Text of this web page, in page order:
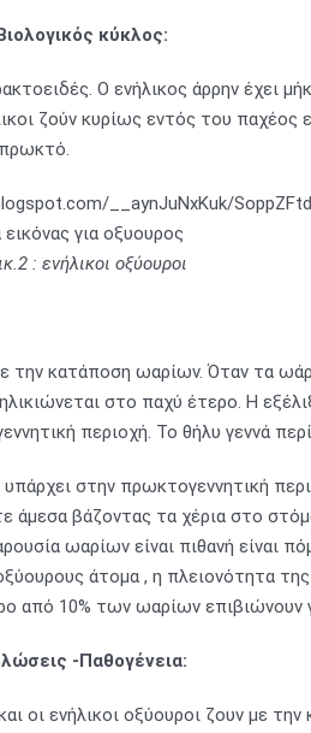
κύκλος:
Ο ενήλικος άρρην έχει
ζούν κυρίως εντός του παχέος
: ενήλικοι οξύουροι
την κατάποση ωαρίων. Όταν τα
στο παχύ έτερο. Η
περιοχή. Το θήλυ γεννά
στην πρωκτογεννητική
άμεσα βάζοντας τα χέρια στο
ωαρίων είναι πιθανή είναι
άτομα , η πλειονότητα
από 10% των ωαρίων επιβιώνουν
-Παθογένεια:
οι ενήλικοι οξύουροι ζουν με